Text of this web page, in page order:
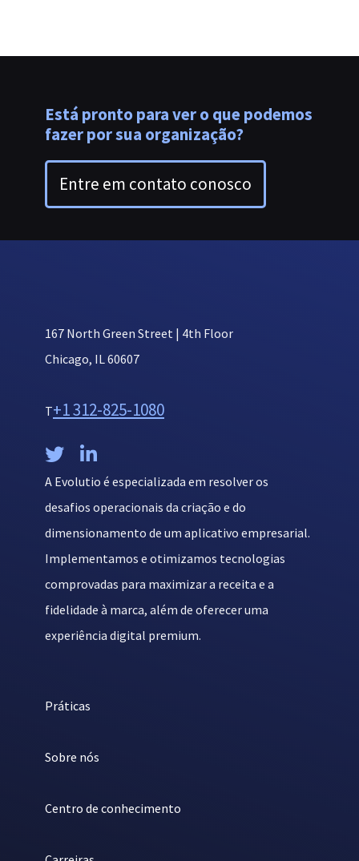
Está pronto para ver o que podemos
fazer por sua organização?
Entre em contato conosco
167 North Green Street | 4th Floor
Chicago, IL 60607
T+1 312-825-1080
 
A Evolutio é especializada em resolver os
desafios operacionais da criação e do
dimensionamento de um aplicativo empresarial.
Implementamos e otimizamos tecnologias
comprovadas para maximizar a receita e a
fidelidade à marca, além de oferecer uma
experiência digital premium.
Práticas
Sobre nós
Centro de conhecimento